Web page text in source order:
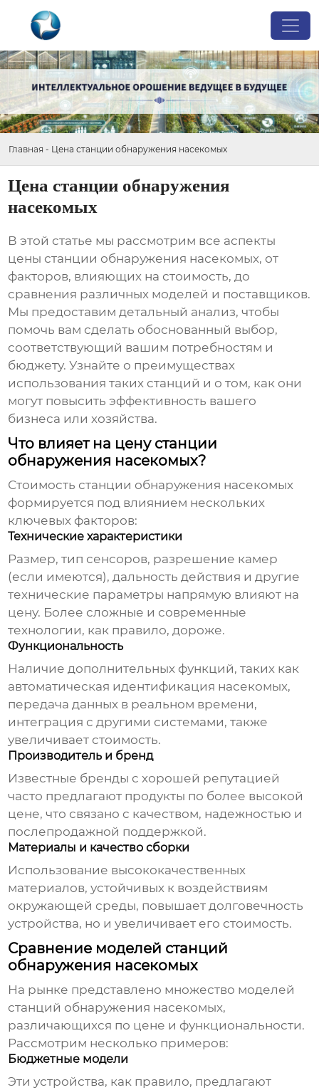
Главная - Цена станции обнаружения насекомых
Цена станции обнаружения
насекомых
В этой статье мы рассмотрим все аспекты
цены станции обнаружения насекомых, от
факторов, влияющих на стоимость, до
сравнения различных моделей и поставщиков.
Мы предоставим детальный анализ, чтобы
помочь вам сделать обоснованный выбор,
соответствующий вашим потребностям и
бюджету. Узнайте о преимуществах
использования таких станций и о том, как они
могут повысить эффективность вашего
бизнеса или хозяйства.
Что влияет на цену станции
обнаружения насекомых?
Стоимость станции обнаружения насекомых
формируется под влиянием нескольких
ключевых факторов:
Технические характеристики
Размер, тип сенсоров, разрешение камер
(если имеются), дальность действия и другие
технические параметры напрямую влияют на
цену. Более сложные и современные
технологии, как правило, дороже.
Функциональность
Наличие дополнительных функций, таких как
автоматическая идентификация насекомых,
передача данных в реальном времени,
интеграция с другими системами, также
увеличивает стоимость.
Производитель и бренд
Известные бренды с хорошей репутацией
часто предлагают продукты по более высокой
цене, что связано с качеством, надежностью и
послепродажной поддержкой.
Материалы и качество сборки
Использование высококачественных
материалов, устойчивых к воздействиям
окружающей среды, повышает долговечность
устройства, но и увеличивает его стоимость.
Сравнение моделей станций
обнаружения насекомых
На рынке представлено множество моделей
станций обнаружения насекомых,
различающихся по цене и функциональности.
Рассмотрим несколько примеров:
Бюджетные модели
Эти устройства, как правило, предлагают